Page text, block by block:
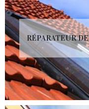
RÉPARATEUR